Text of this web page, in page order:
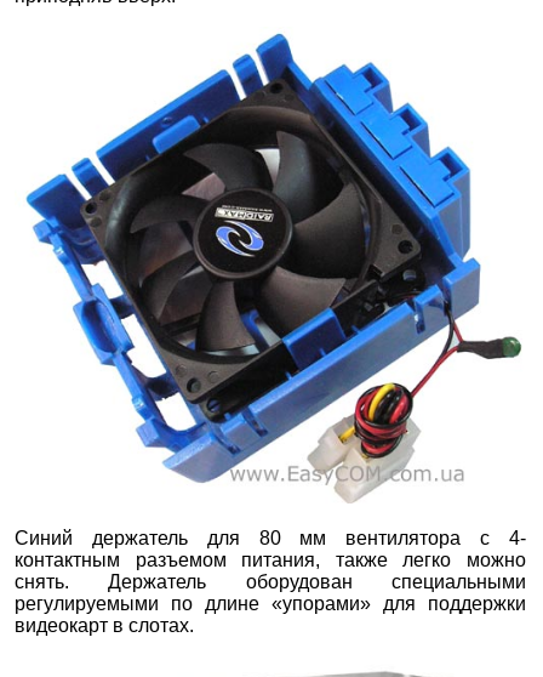
Синий держатель для 80 мм вентилятора с 4-
контактным разъемом питания, также легко можно
снять. Держатель оборудован специальными
регулируемыми по длине «упорами» для поддержки
видеокарт в слотах.